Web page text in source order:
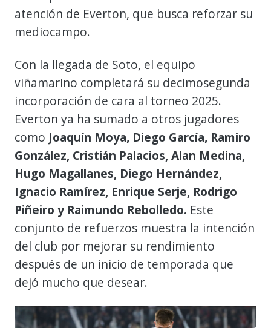
atención de Everton, que busca reforzar su
mediocampo.
Con la llegada de Soto, el equipo
viñamarino completará su decimosegunda
incorporación de cara al torneo 2025.
Everton ya ha sumado a otros jugadores
como Joaquín Moya, Diego García, Ramiro
González, Cristián Palacios, Alan Medina,
Hugo Magallanes, Diego Hernández,
Ignacio Ramírez, Enrique Serje, Rodrigo
Piñeiro y Raimundo Rebolledo. Este
conjunto de refuerzos muestra la intención
del club por mejorar su rendimiento
después de un inicio de temporada que
dejó mucho que desear.